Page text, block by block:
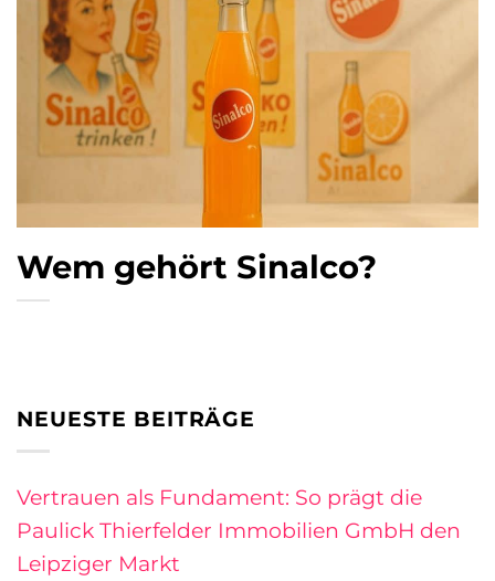
Wem gehört Sinalco?
NEUESTE BEITRÄGE
Vertrauen als Fundament: So prägt die
Paulick Thierfelder Immobilien GmbH den
Leipziger Markt